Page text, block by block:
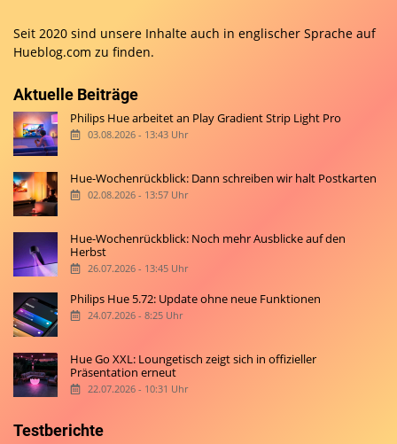
Seit 2020 sind unsere Inhalte auch in englischer Sprache auf
Hueblog.com zu finden.
Aktuelle Beiträge
Philips Hue arbeitet an Play Gradient Strip Light Pro
03.08.2026 - 13:43 Uhr
Hue-Wochenrückblick: Dann schreiben wir halt Postkarten
02.08.2026 - 13:57 Uhr
Hue-Wochenrückblick: Noch mehr Ausblicke auf den
Herbst
26.07.2026 - 13:45 Uhr
Philips Hue 5.72: Update ohne neue Funktionen
24.07.2026 - 8:25 Uhr
Hue Go XXL: Loungetisch zeigt sich in offizieller
Präsentation erneut
22.07.2026 - 10:31 Uhr
Testberichte